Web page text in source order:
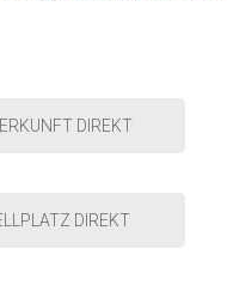
DIREKT
DIREKT